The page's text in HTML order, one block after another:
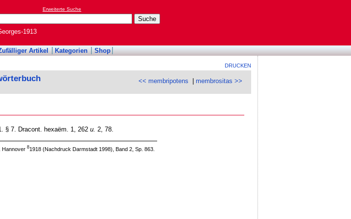
Erweiterte Suche
1913
Artikel Kategorien Shop
DRUCKEN
<< membripotens |membrositas >>
§ 7. Dracont. hexaëm. 1, 262 u. 2, 78.
Hannover81918 (Nachdruck Darmstadt 1998), Band 2, Sp. 863.